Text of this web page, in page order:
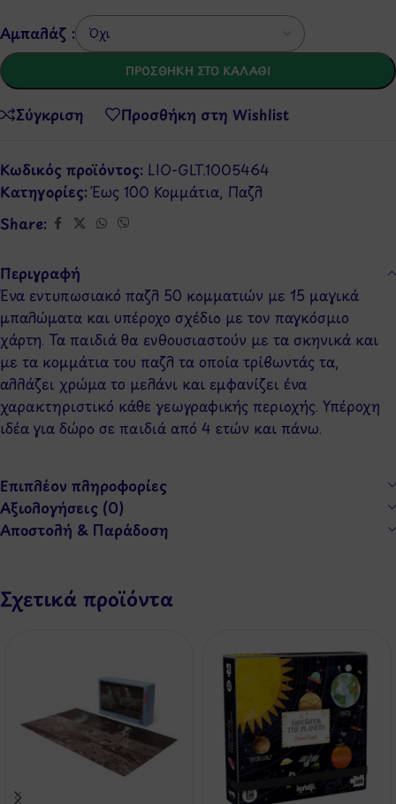
Αμπαλάζ :
ΠΡΟΣΘΉΚΗ ΣΤΟ ΚΑΛΆΘΙ
Σύγκριση Προσθήκη στη Wishlist
Κωδικός προϊόντος: LIO-GLT.1005464
Κατηγορίες: Έως 100 Κομμάτια, Παζλ
Share:
Περιγραφή
Ένα εντυπωσιακό παζλ 50 κομματιών με 15 μαγικά
μπαλώματα και υπέροχο σχέδιο με τον παγκόσμιο
χάρτη. Τα παιδιά θα ενθουσιαστούν με τα σκηνικά και
με τα κομμάτια του παζλ τα οποία τρίβωντάς τα,
αλλάζει χρώμα το μελάνι και εμφανίζει ένα
χαρακτηριστικό κάθε γεωγραφικής περιοχής. Υπέροχη
ιδέα για δώρο σε παιδιά από 4 ετών και πάνω.
Επιπλέον πληροφορίες
Αξιολογήσεις (0)
Αποστολή & Παράδοση
Σχετικά προϊόντα